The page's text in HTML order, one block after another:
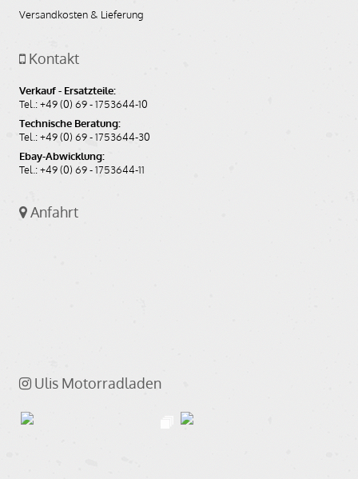
Versandkosten & Lieferung
Kontakt
Verkauf - Ersatzteile:
Tel.: +49 (0) 69 - 1753644-10
Technische Beratung:
Tel.: +49 (0) 69 - 1753644-30
Ebay-Abwicklung:
Tel.: +49 (0) 69 - 1753644-11
Anfahrt
Ulis Motorradladen